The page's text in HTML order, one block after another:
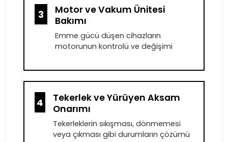
3
Motor ve Vakum Ünitesi
Bakımı
Emme gücü düşen cihazların
motorunun kontrolü ve değişimi
4
Tekerlek ve Yürüyen Aksam
Onarımı
Tekerleklerin sıkışması, dönmemesi
veya çıkması gibi durumların çözümü